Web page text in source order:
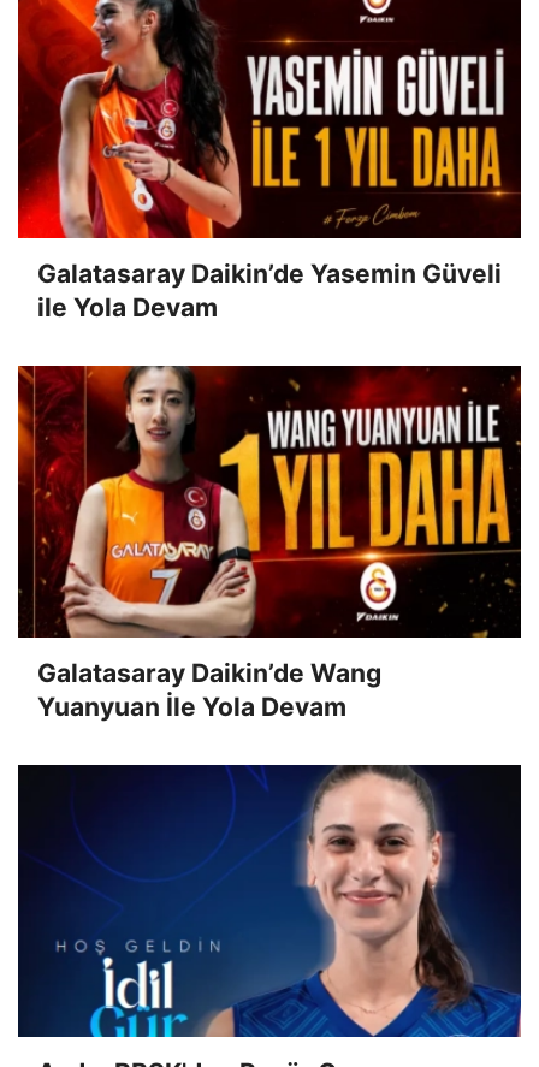
Galatasaray Daikin’de Yasemin Güveli
ile Yola Devam
Galatasaray Daikin’de Wang
Yuanyuan İle Yola Devam